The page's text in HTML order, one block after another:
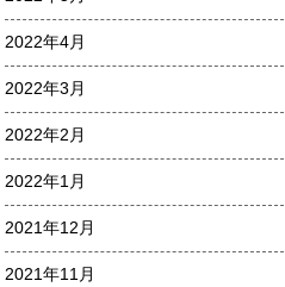
2022年4月
2022年3月
2022年2月
2022年1月
2021年12月
2021年11月